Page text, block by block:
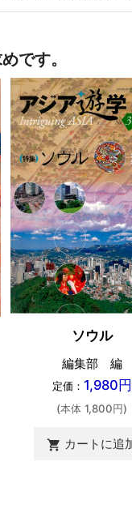
です。
ソウル
編集部 編
定価： 1,980円
(本体 1,800円)
shopping_cart カートに追